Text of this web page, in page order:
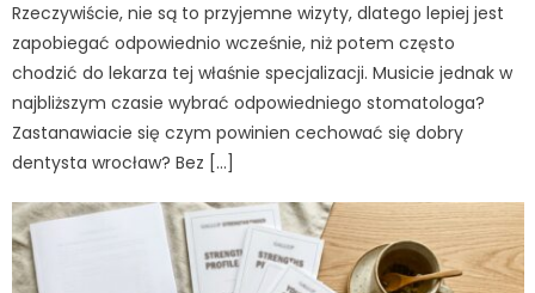
Rzeczywiście, nie są to przyjemne wizyty, dlatego lepiej jest
zapobiegać odpowiednio wcześnie, niż potem często
chodzić do lekarza tej właśnie specjalizacji. Musicie jednak w
najbliższym czasie wybrać odpowiedniego stomatologa?
Zastanawiacie się czym powinien cechować się dobry
dentysta wrocław? Bez […]